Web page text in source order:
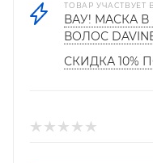
ТОВАР УЧАСТВУЕТ
ВАУ! МАСКА
ВОЛОС
СКИДКА 10%